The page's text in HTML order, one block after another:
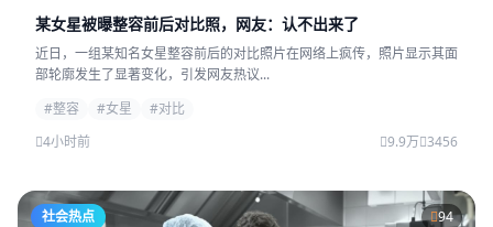
某女星被曝整容前后对比照，网友：认不出来了
近日，一组某知名女星整容前后的对比照片在网络上疯传，照片显示其面
部轮廓发生了显著变化，引发网友热议...
#整容
#女星
#对比
4小时前
9.9万 3456
社会热点 94